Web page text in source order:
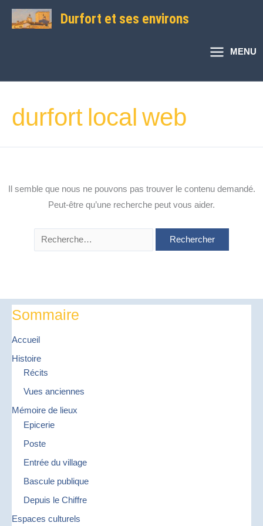
Aller
Durfort et ses environs
MENU
durfort local web
Il semble que nous ne pouvons pas trouver le contenu demandé.
Peut-être qu’une recherche peut vous aider.
Rechercher :
Sommaire
Accueil
Histoire
Récits
Vues anciennes
Mémoire de lieux
Epicerie
Poste
Entrée du village
Bascule publique
Depuis le Chiffre
Espaces culturels